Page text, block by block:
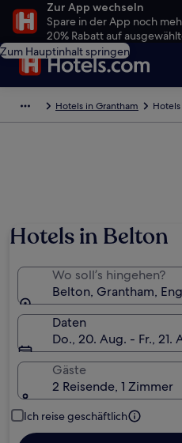
Zur App wechseln
Spare in der App noch
20% Rabatt auf
Zum Hauptinhalt springen
Hotels in Grantham
Hotels in Belton
Wo soll’s hingehen?
Belton, Grantham,
Daten
Do., 20. Aug. - Fr., 21.
Gäste
2 Reisende, 1 Zimmer
Ich reise geschäftlich